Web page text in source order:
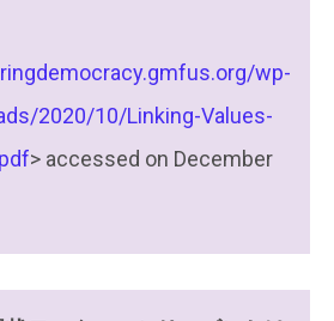
wp-
2020/10/Linking-Values-
> accessed on December